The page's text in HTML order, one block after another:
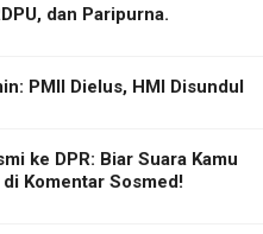
dan Paripurna.
PMII Dielus, HMI Disundul
ke DPR: Biar Suara Kamu
Komentar Sosmed!